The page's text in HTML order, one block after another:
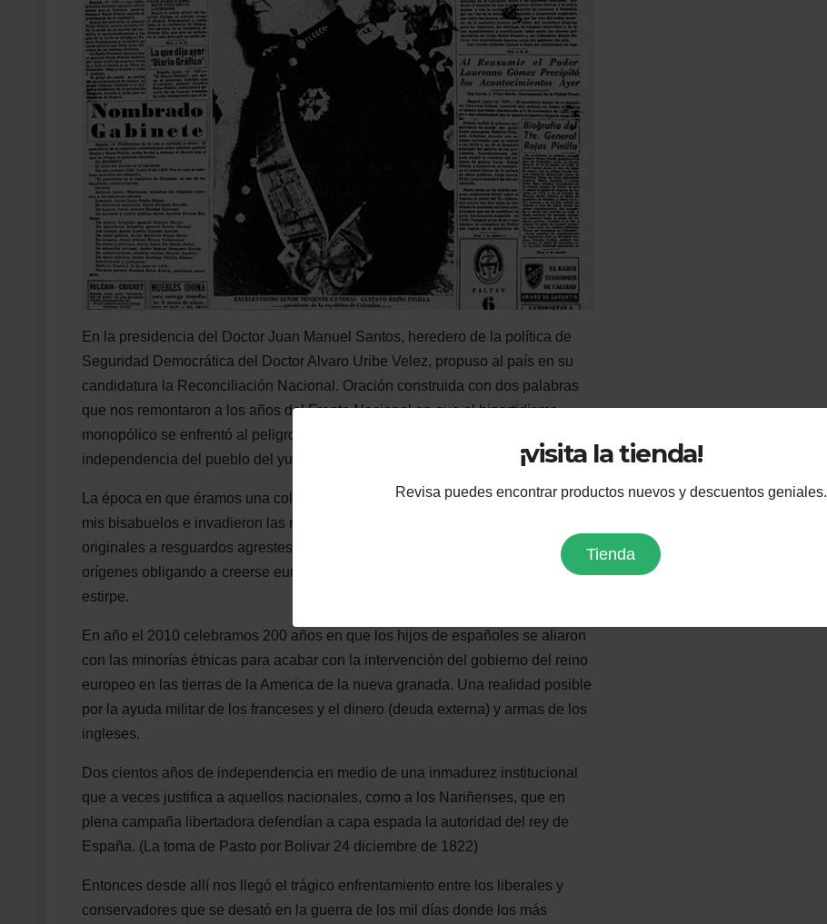
¡visita la tienda!
Revisa puedes encontrar productos nuevos y descuentos geniales.
Tienda
En la presidencia del Doctor Juan Manuel Santos, heredero de la política de
Seguridad Democrática del Doctor Alvaro Uribe Velez, propuso al país en su
candidatura la Reconciliación Nacional. Oración construida con dos palabras
que nos remontaron a los años del Frente Nacional en que el bipartidismo
monopólico se enfrentó al peligro de una dictadura que prometía la
independencia del pueblo del yugo de los partidos…
La época en que éramos una colonia de España fue el tiempo en que llegaron
mis bisabuelos e invadieron las nuevas tierras y desplazaron a los habitantes
originales a resguardos agrestes e intentaron borrarles de la memoria sus
orígenes obligando a creerse europeos a la vez que se les negó el ingreso a la
estirpe.
En año el 2010 celebramos 200 años en que los hijos de españoles se aliaron
con las minorías étnicas para acabar con la intervención del gobierno del reino
europeo en las tierras de la America de la nueva granada. Una realidad posible
por la ayuda militar de los franceses y el dinero (deuda externa) y armas de los
ingleses.
Dos cientos años de independencia en medio de una inmadurez institucional
que a veces justifica a aquellos nacionales, como a los Nariñenses, que en
plena campaña libertadora defendían a capa espada la autoridad del rey de
España. (La toma de Pasto por Bolivar 24 diciembre de 1822)
Entonces desde allí nos llegó el trágico enfrentamiento entre los liberales y
conservadores que se desató en la guerra de los mil días donde los más